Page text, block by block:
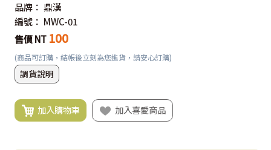
品牌： 鼎漢
編號： MWC-01
售價 NT 100
(商品可訂購，結帳後立刻為您進貨，請安心訂購)
調貨說明
加入購物車 加入喜愛商品